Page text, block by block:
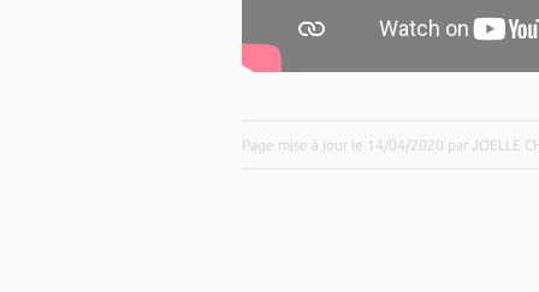
Page mise à jour le 14/04/2020 par JOELLE